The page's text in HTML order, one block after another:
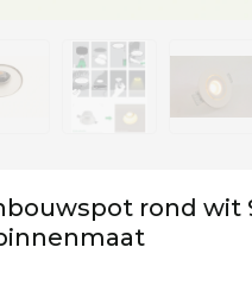
rond wit